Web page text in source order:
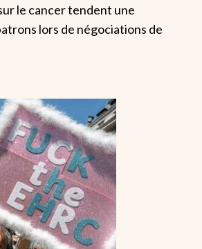
le cancer tendent une
lors de négociations de